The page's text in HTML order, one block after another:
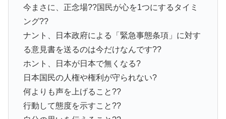
今まさに、正念場??国民が心を1つにするタイミ
ング??
ナント、日本政府による「緊急事態条項」に対す
る意見書を送るのは今だけなんです??
ホント、日本が日本で無くなる?
日本国民の人権や権利が守られない?
何よりも声を上げること??
行動して態度を示すこと??